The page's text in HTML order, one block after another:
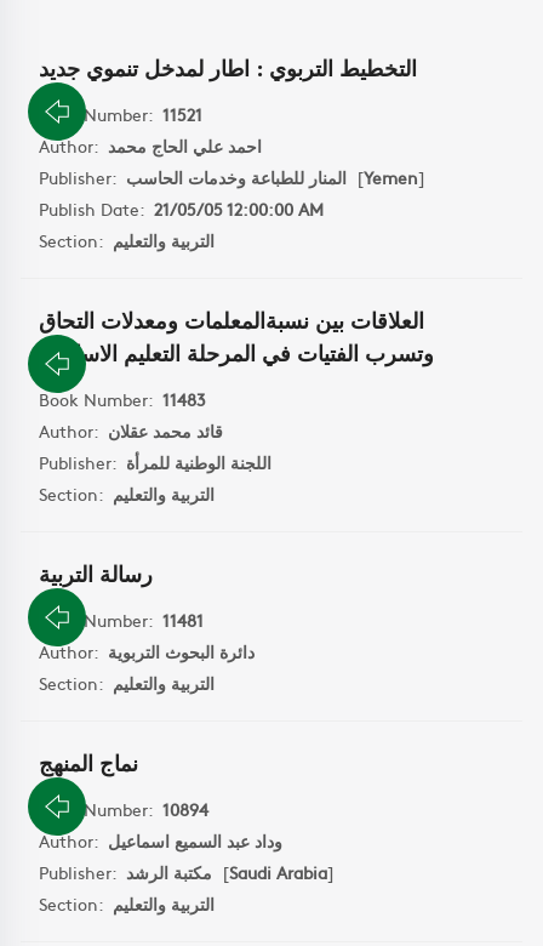
التخطيط التربوي : اطار لمدخل تنموي جديد
Book Number: 11521
Author: احمد علي الحاج محمد
Publisher: المنار للطباعة وخدمات الحاسب [Yemen]
Publish Date: 21/05/05 12:00:00 AM
Section: التربية والتعليم
العلاقات بين نسبةالمعلمات ومعدلات التحاق
وتسرب الفتيات في المرحلة التعليم الاساسية
Book Number: 11483
Author: قائد محمد عقلان
Publisher: اللجنة الوطنية للمرأة
Section: التربية والتعليم
رسالة التربية
Book Number: 11481
Author: دائرة البحوث التربوية
Section: التربية والتعليم
نماج المنهج
Book Number: 10894
Author: وداد عبد السميع اسماعيل
Publisher: مكتبة الرشد [Saudi Arabia]
Section: التربية والتعليم